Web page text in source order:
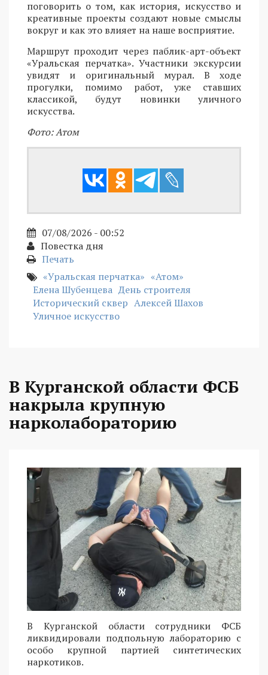
поговорить о том, как история, искусство и
креативные проекты создают новые смыслы
вокруг и как это влияет на наше восприятие.
Маршрут проходит через паблик-арт-объект
«Уральская перчатка». Участники экскурсии
увидят и оригинальный мурал. В ходе
прогулки, помимо работ, уже ставших
классикой, будут новинки уличного
искусства.
Фото: Атом
07/08/2026 - 00:52
Повестка дня
Печать
«Уральская перчатка» «Атом»
Елена Шубенцева День строителя
Исторический сквер Алексей Шахов
Уличное искусство
В Курганской области ФСБ
накрыла крупную
нарколабораторию
В Курганской области сотрудники ФСБ
ликвидировали подпольную лабораторию с
особо крупной партией синтетических
наркотиков.